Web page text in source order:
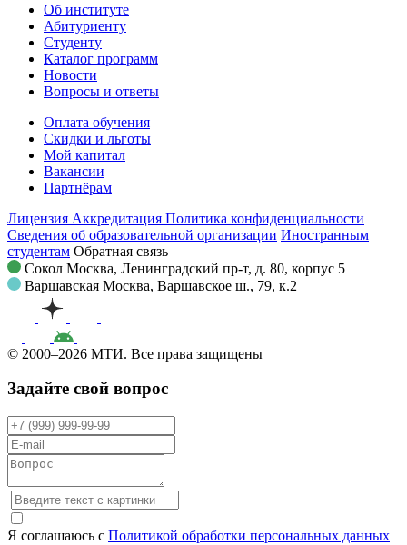
Об институте
Абитуриенту
Студенту
Каталог программ
Новости
Вопросы и ответы
Оплата обучения
Скидки и льготы
Мой капитал
Вакансии
Партнёрам
Лицензия Аккредитация Политика конфиденциальности
Сведения об образовательной организации Иностранным
студентам Обратная связь
Сокол Москва, Ленинградский пр-т, д. 80, корпус 5
Варшавская Москва, Варшавское ш., 79, к.2
© 2000–2026 МТИ. Все права защищены
Задайте свой вопрос
Я соглашаюсь с Политикой обработки персональных данных